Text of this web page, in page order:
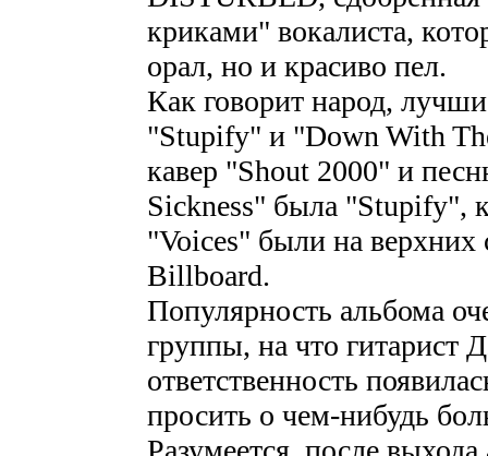
криками" вокалиста,
орал, но и красиво пел.
Как говорит народ,
"Stupify" и "Down With
кавер "Shout 2000" и
Sickness" была "Stupify",
"Voices" были на верхних
Billboard.
Популярность альбома
группы, на что гитарист
ответственность
просить о чем-нибудь